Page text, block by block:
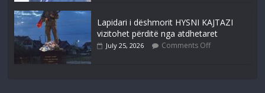
Lapidari i dëshmorit HYSNI KAJTAZI
vizitohet përditë nga atdhetaret
July 25, 2026 Comments Off